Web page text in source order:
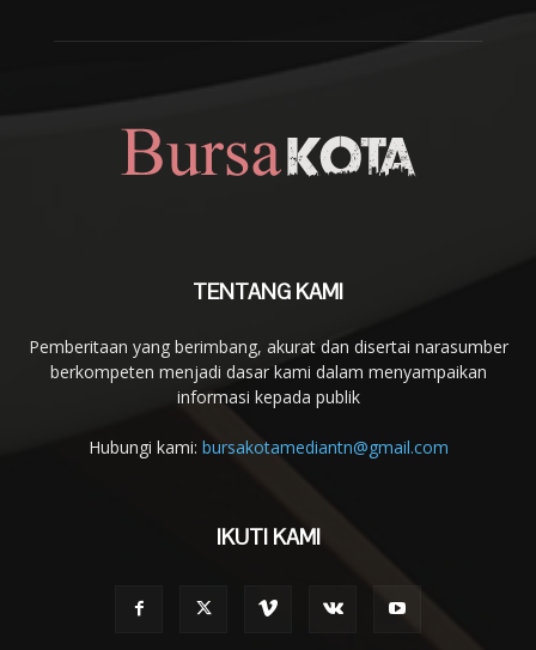
TENTANG KAMI
Pemberitaan yang berimbang, akurat dan disertai narasumber
berkompeten menjadi dasar kami dalam menyampaikan
informasi kepada publik
Hubungi kami: bursakotamediantn@gmail.com
IKUTI KAMI